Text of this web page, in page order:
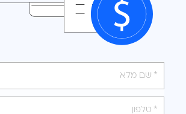
אנא
מלאו
את